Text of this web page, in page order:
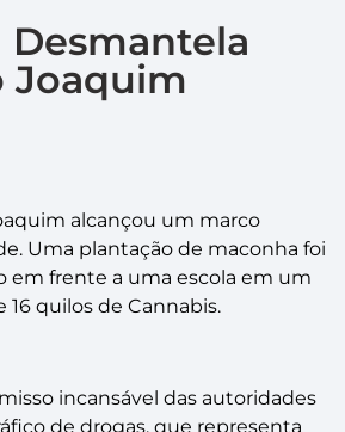
Desmantela
Joaquim
alcançou um marco
Uma plantação de maconha foi
em frente a uma escola em um
quilos de Cannabis.
incansável das autoridades
de drogas, que representa